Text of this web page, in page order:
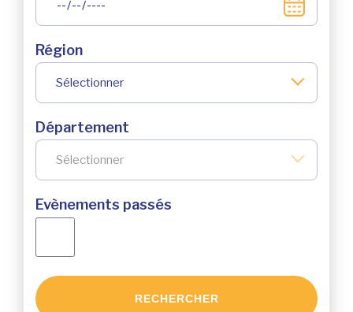
Région
Sélectionner
Département
Sélectionner
Evènements passés
RECHERCHER